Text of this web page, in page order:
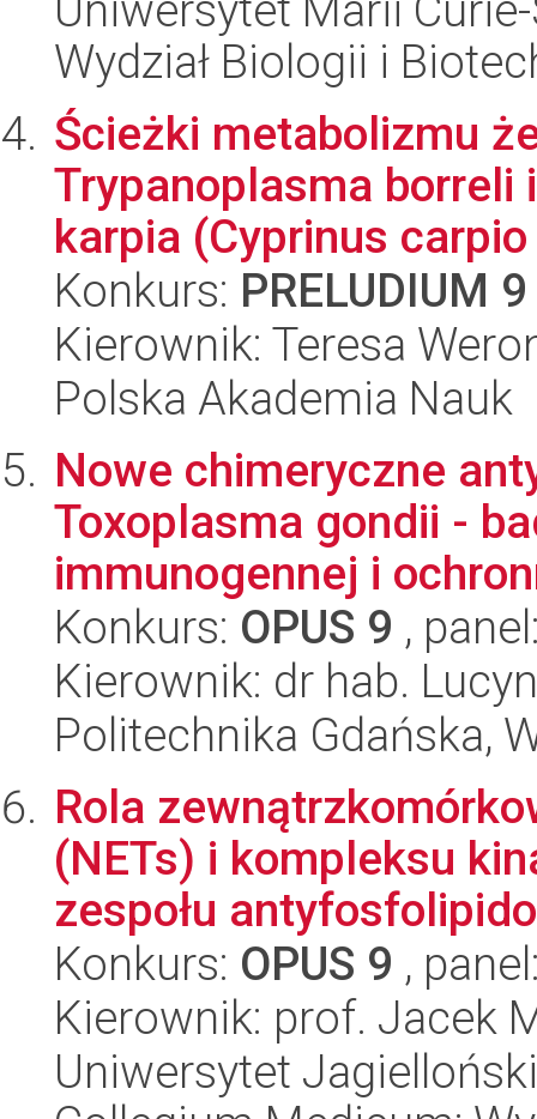
Wydział Biologii i
Ścieżki metabolizmu
Trypanoplasma borreli
karpia (Cyprinus
Konkurs: PRELUDIUM 9
Kierownik: Teresa
Polska Akademia Nauk
Nowe chimeryczne
Toxoplasma gondii -
immunogennej i
Konkurs: OPUS 9 ,
Kierownik: dr hab.
Politechnika Gdańska,
Rola
(NETs) i kompleksu
zespołu
Konkurs: OPUS 9 ,
Kierownik: prof. Jacek
Uniwersytet